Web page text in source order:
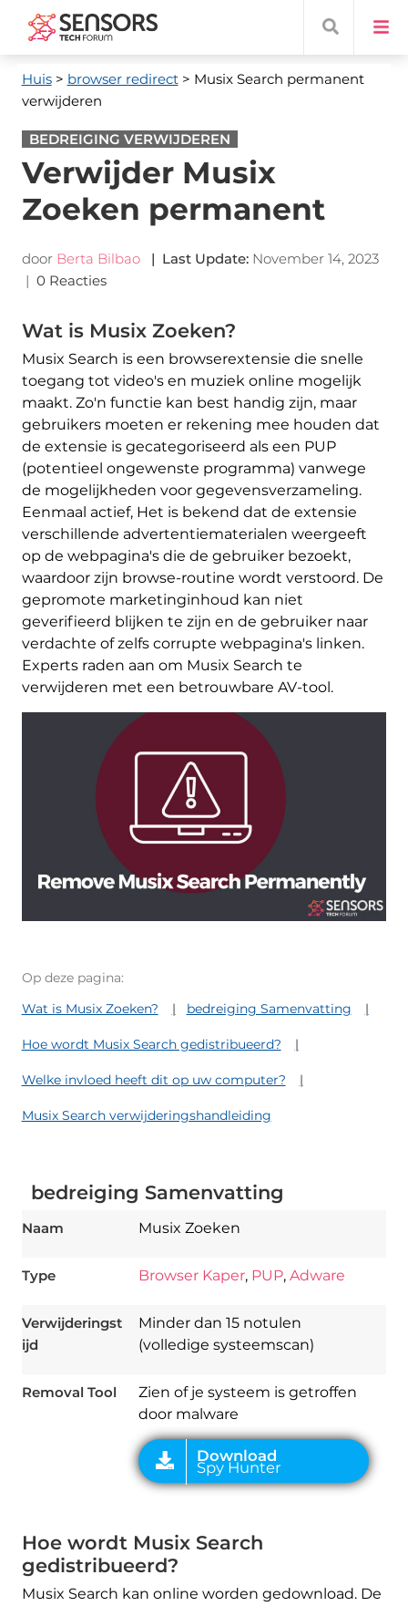
Huis> browser redirect> Musix Search permanent
verwijderen
BEDREIGING VERWIJDEREN
Verwijder Musix
Zoeken permanent
door Berta Bilbao | Last Update: November 14, 2023
| 0 Reacties
Wat is Musix Zoeken?
Musix Search is een browserextensie die snelle
toegang tot video's en muziek online mogelijk
maakt. Zo'n functie kan best handig zijn, maar
gebruikers moeten er rekening mee houden dat
de extensie is gecategoriseerd als een PUP
(potentieel ongewenste programma) vanwege
de mogelijkheden voor gegevensverzameling.
Eenmaal actief, Het is bekend dat de extensie
verschillende advertentiematerialen weergeeft
op de webpagina's die de gebruiker bezoekt,
waardoor zijn browse-routine wordt verstoord. De
gepromote marketinginhoud kan niet
geverifieerd blijken te zijn en de gebruiker naar
verdachte of zelfs corrupte webpagina's linken.
Experts raden aan om Musix Search te
verwijderen met een betrouwbare AV-tool.
Op deze pagina:
Wat is Musix Zoeken?
bedreiging Samenvatting
Hoe wordt Musix Search gedistribueerd?
Welke invloed heeft dit op uw computer?
Musix Search verwijderingshandleiding
bedreiging Samenvatting
Naam Musix Zoeken
Type Browser Kaper, PUP, Adware
Verwijderingst
ijd
Minder dan 15 notulen
(volledige systeemscan)
Removal Tool
Zien of je systeem is getroffen
door malware
Download
Hoe wordt Musix Search
gedistribueerd?
Musix Search kan online worden gedownload. De